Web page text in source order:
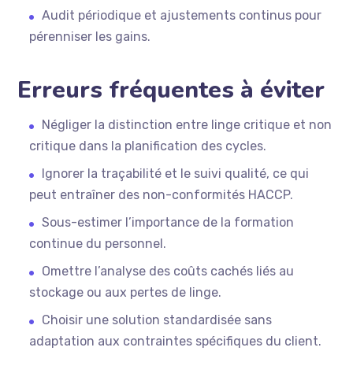
Audit périodique et ajustements continus pour
pérenniser les gains.
Erreurs fréquentes à éviter
Négliger la distinction entre linge critique et non
critique dans la planification des cycles.
Ignorer la traçabilité et le suivi qualité, ce qui
peut entraîner des non-conformités HACCP.
Sous-estimer l’importance de la formation
continue du personnel.
Omettre l’analyse des coûts cachés liés au
stockage ou aux pertes de linge.
Choisir une solution standardisée sans
adaptation aux contraintes spécifiques du client.